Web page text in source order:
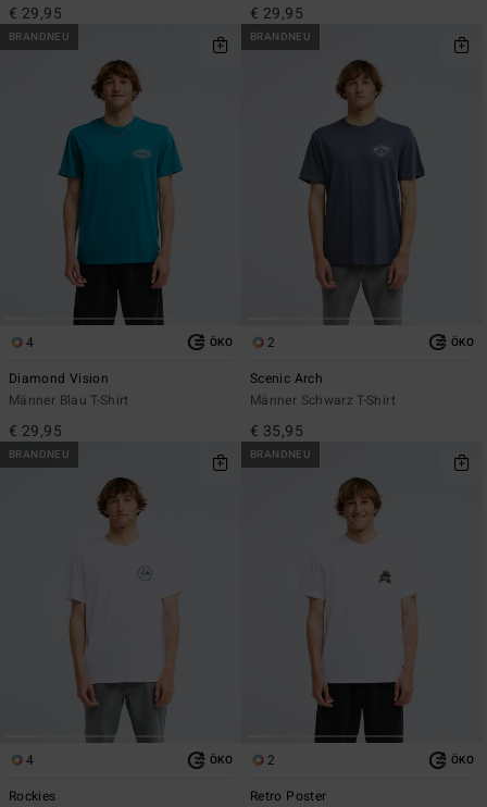
€ 29,95 € 29,95
BRANDNEU
4 ÖKO
Diamond Vision
Männer Blau T-Shirt
€ 29,95
BRANDNEU
2 ÖKO
Scenic Arch
Männer Schwarz T-Shirt
€ 35,95
BRANDNEU
4 ÖKO
Rockies
BRANDNEU
2 ÖKO
Retro Poster